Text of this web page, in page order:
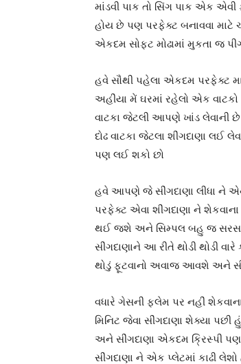
માંડવી પાક તો સિંગ પાક એક
હોય છે પણ પરફેક્ટ બનાવવા માટે
એકદમ સોફ્ટ મોઢામાં મુકતા જ
હવે સૌથી પહેલા એકદમ પરફેક્ટ
અહીંયા મેં ઘરમાં રહેલો એક
વાટકા જેટલી આપણે ખાંડ લેવાની છે
દોઢ વાટકા જેટલા શીંગદાણા લઈ
પણ લઈ શકો છો
હવે આપણે જે સીંગદાણા લીધા ને
પરફેક્ટ એવા શીંગદાણા ને
થઈ જશે અને સિમ્પલ બહુ જ સરસ
સીંગદાણાને આ રીતે થોડી થોડી
થોડું ફૂટવાનો અવાજ આવશે અને
વધારે ગેસની ફ્લેમ પર નહીં
મિનિટ જેવા સીંગદાણા શેક્યા
અને સીંગદાણા એકદમ ક્રિસ્પી
સીંગદાણા ને એક પ્લેટમાં કાઢી